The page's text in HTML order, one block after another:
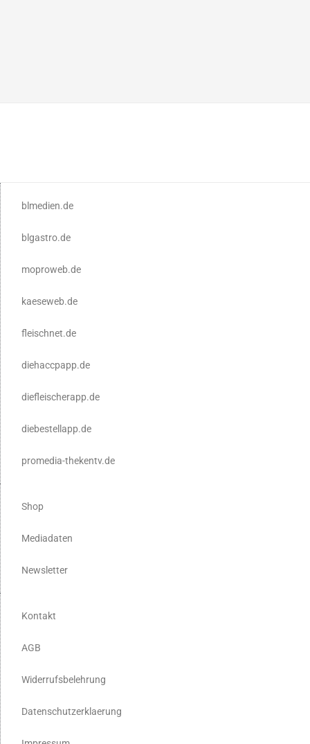
blmedien.de
blgastro.de
moproweb.de
kaeseweb.de
fleischnet.de
diehaccpapp.de
diefleischerapp.de
diebestellapp.de
promedia-thekentv.de
Shop
Mediadaten
Newsletter
Kontakt
AGB
Widerrufsbelehrung
Datenschutzerklaerung